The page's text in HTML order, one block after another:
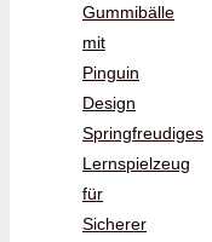
Gummibälle
mit
Pinguin
Design
Springfreudiges
Lernspielzeug
für
Sicherer